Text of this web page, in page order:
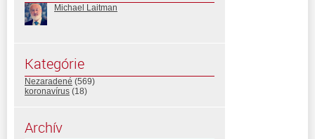
Michael Laitman
Kategórie
Nezaradené (569)
koronavírus (18)
Archív